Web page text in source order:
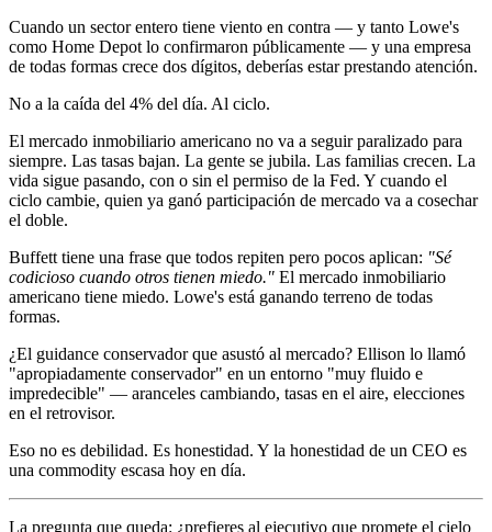
Cuando un sector entero tiene viento en contra — y tanto Lowe's
como Home Depot lo confirmaron públicamente — y una empresa
de todas formas crece dos dígitos, deberías estar prestando atención.
No a la caída del 4% del día. Al ciclo.
El mercado inmobiliario americano no va a seguir paralizado para
siempre. Las tasas bajan. La gente se jubila. Las familias crecen. La
vida sigue pasando, con o sin el permiso de la Fed. Y cuando el
ciclo cambie, quien ya ganó participación de mercado va a cosechar
el doble.
Buffett tiene una frase que todos repiten pero pocos aplican: "Sé
codicioso cuando otros tienen miedo." El mercado inmobiliario
americano tiene miedo. Lowe's está ganando terreno de todas
formas.
¿El guidance conservador que asustó al mercado? Ellison lo llamó
"apropiadamente conservador" en un entorno "muy fluido e
impredecible" — aranceles cambiando, tasas en el aire, elecciones
en el retrovisor.
Eso no es debilidad. Es honestidad. Y la honestidad de un CEO es
una commodity escasa hoy en día.
La pregunta que queda: ¿prefieres al ejecutivo que promete el cielo